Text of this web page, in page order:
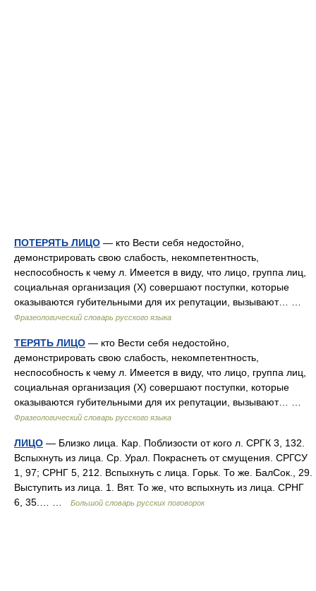
ПОТЕРЯТЬ ЛИЦО — кто Вести себя недостойно,
демонстрировать свою слабость, некомпетентность,
неспособность к чему л. Имеется в виду, что лицо, группа лиц,
социальная организация (Х) совершают поступки, которые
оказываются губительными для их репутации, вызывают… …
Фразеологический словарь русского языка
ТЕРЯТЬ ЛИЦО — кто Вести себя недостойно,
демонстрировать свою слабость, некомпетентность,
неспособность к чему л. Имеется в виду, что лицо, группа лиц,
социальная организация (Х) совершают поступки, которые
оказываются губительными для их репутации, вызывают… …
Фразеологический словарь русского языка
ЛИЦО — Близко лица. Кар. Поблизости от кого л. СРГК 3, 132.
Вспыхнуть из лица. Ср. Урал. Покраснеть от смущения. СРГСУ
1, 97; СРНГ 5, 212. Вспыхнуть с лица. Горьк. То же. БалСок., 29.
Выступить из лица. 1. Вят. То же, что вспыхнуть из лица. СРНГ
6, 35.… …
Большой словарь русских поговорок